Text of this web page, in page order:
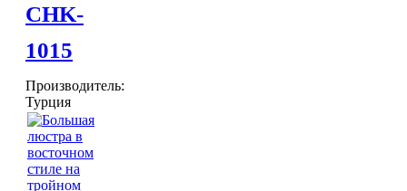
ДОСТАВКА и ОПЛАТА
КОНТАКТЫ
CHK-
1015
Производитель:
Турция